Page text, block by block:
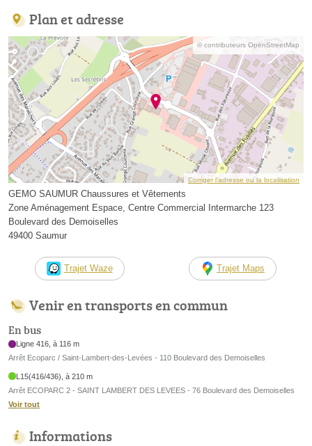
Plan et adresse
© contributeurs OpenStreetMap
Corriger l’adresse ou la localisation
GEMO SAUMUR Chaussures et Vêtements
Zone Aménagement Espace, Centre Commercial Intermarche 123
Boulevard des Demoiselles
49400 Saumur
Trajet Waze Trajet Maps
Venir en transports en commun
En bus
Ligne 416, à 116 m
Arrêt Ecoparc / Saint-Lambert-des-Levées - 110 Boulevard des Demoiselles
L15(416/436), à 210 m
Arrêt ECOPARC 2 - SAINT LAMBERT DES LEVEES - 76 Boulevard des Demoiselles
Voir tout
Informations